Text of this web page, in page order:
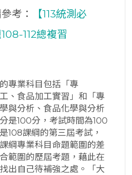
考：
【113統測必
112總複習
專業科目包括「專
、食品加工實習」和「專
與分析、食品化學與分析
是100分，考試時間為100
108課綱的第三屆考試，
綱專業科目命題範圍的差
範圍的歷屆考題，藉此在
出自己待補強之處。「大